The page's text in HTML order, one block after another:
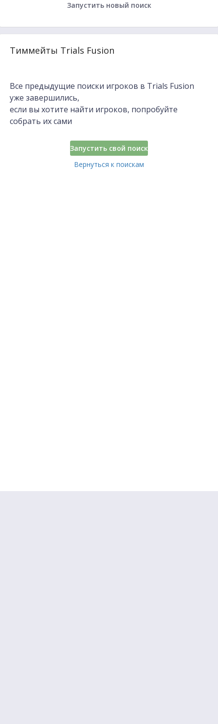
Запустить новый поиск
Тиммейты Trials Fusion
Все предыдущие поиски игроков в Trials Fusion
уже завершились,
если вы хотите найти игроков, попробуйте
собрать их сами
Запустить свой поиск
Вернуться к поискам